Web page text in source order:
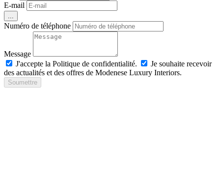
E-mail
Numéro de téléphone
Message
J'accepte la Politique de confidentialité.
Je souhaite recevoir
des actualités et des offres de Modenese Luxury Interiors.
Soumettre